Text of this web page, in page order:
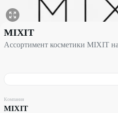
Ассортимент косметики MIXIT
MIXIT
Ассортимент косметики MIXIT
Компания
MIXIT